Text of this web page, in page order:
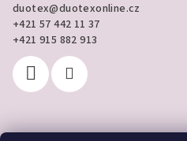
duotex@duotexonline.cz
+421 57 442 11 37
+421 915 882 913